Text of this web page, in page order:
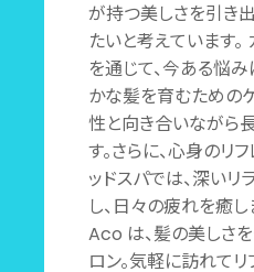
が持つ美しさを引き
たいと考えています。
を通じて、今ある悩
かな髪を育むための
性と向き合いながら
す。さらに、心身のリ
ッドスパでは、深い
し、日々の疲れを癒
Aco は、髪の美しさ
ロン。気軽に訪れてリ